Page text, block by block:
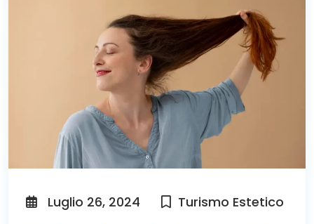
Luglio 26, 2024 Turismo Estetico